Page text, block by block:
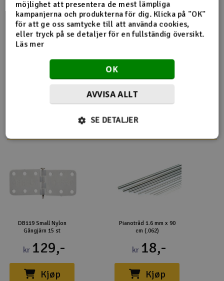
Smarthem, lek och hobby
Solenergi
Verktyg, utrustning och tillbehör
Svänghjul 19mm, 1 st med metallfälg
Flera tittade också
på
DB119 Small Nylon
Gångjärn 15 st
kr 129,-
Kjøp
Pianotråd 1.6 mm x 90
cm (.062)
kr 18,-
Kjøp
möjlighet att presentera de mest lämpliga
kampanjerna och produkterna för dig. Klicka på "OK"
för att ge oss samtycke till att använda cookies,
eller tryck på se detaljer för en fullständig översikt.
Läs mer
OK
AVVISA ALLT
SE DETALJER